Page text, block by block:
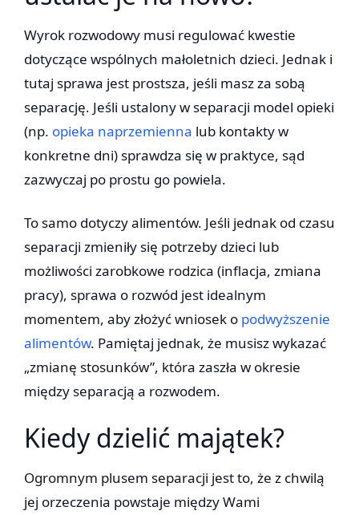
Wyrok rozwodowy musi regulować kwestie
dotyczące wspólnych małoletnich dzieci. Jednak i
tutaj sprawa jest prostsza, jeśli masz za sobą
separację. Jeśli ustalony w separacji model opieki
(np. opieka naprzemienna lub kontakty w
konkretne dni) sprawdza się w praktyce, sąd
zazwyczaj po prostu go powiela.
To samo dotyczy alimentów. Jeśli jednak od czasu
separacji zmieniły się potrzeby dzieci lub
możliwości zarobkowe rodzica (inflacja, zmiana
pracy), sprawa o rozwód jest idealnym
momentem, aby złożyć wniosek o podwyższenie
alimentów. Pamiętaj jednak, że musisz wykazać
„zmianę stosunków”, która zaszła w okresie
między separacją a rozwodem.
Kiedy dzielić majątek?
Ogromnym plusem separacji jest to, że z chwilą
jej orzeczenia powstaje między Wami